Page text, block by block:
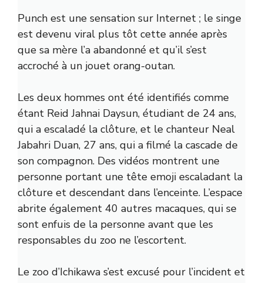
Punch est une sensation sur Internet ; le singe
est devenu viral plus tôt cette année après
que sa mère l’a abandonné et qu’il s’est
accroché à un jouet orang-outan.
Les deux hommes ont été identifiés comme
étant Reid Jahnai Daysun, étudiant de 24 ans,
qui a escaladé la clôture, et le chanteur Neal
Jabahri Duan, 27 ans, qui a filmé la cascade de
son compagnon. Des vidéos montrent une
personne portant une tête emoji escaladant la
clôture et descendant dans l’enceinte. L’espace
abrite également 40 autres macaques, qui se
sont enfuis de la personne avant que les
responsables du zoo ne l’escortent.
Le zoo d’Ichikawa s’est excusé pour l’incident et